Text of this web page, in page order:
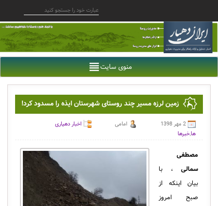
منوی سایت
زمین لرزه مسیر چند روستای شهرستان ایذه را مسدود کرد!
2 مهر 1398 امامی
اخبار دهیاری
ها,خبرها
مصطفی
سمالی ، با
بیان اینکه از
صبح امروز